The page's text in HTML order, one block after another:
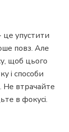
упустити
повз. Але
щоб цього
і способи
Не втрачайте
в фокусі.